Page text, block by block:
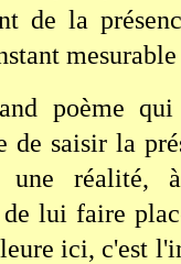
de la
poème
de saisir la
réalité,
lui faire
ici, c'est